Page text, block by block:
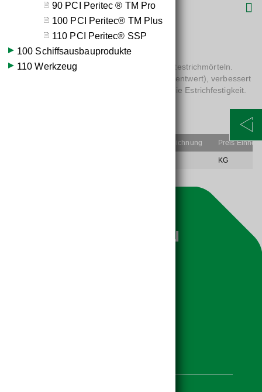
90 PCI Peritec ® TM Pro
100 PCI Peritec® TM Plus
110 PCI Peritec® SSP
100 Schiffsausbauprodukte
110 Werkzeug
Produktinformationen
- Zusatzmittel zur Plastifizierung von Zementestrichmörteln.
- Verringert den Wasserbedarf (Wasser/Zementwert), verbessert
das Wasserrückhaltevermögen und erhöht die Estrichfestigkeit.
Artikelbezeichnung Preis Einheit
KG